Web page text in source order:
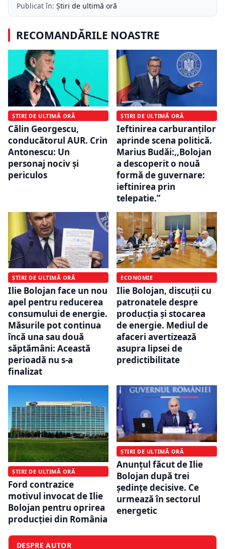
Publicat în: Știri de ultimă oră
RECOMANDĂRILE NOASTRE
ȘTIRI DE ULTIMĂ ORĂ
Călin Georgescu,
conducătorul AUR. Crin
Antonescu: Un
personaj nociv şi
periculos
ȘTIRI DE ULTIMĂ ORĂ
Ieftinirea carburanților
aprinde scena politică.
Marius Budăi:,,Bolojan
a descoperit o nouă
formă de guvernare:
ieftinirea prin
telepatie.”
ȘTIRI DE ULTIMĂ ORĂ
Ilie Bolojan face un nou
apel pentru reducerea
consumului de energie.
Măsurile pot continua
încă una sau două
săptămâni: Această
perioadă nu s-a
finalizat
ECONOMIE
Ilie Bolojan, discuții cu
patronatele despre
producția și stocarea
de energie. Mediul de
afaceri avertizează
asupra lipsei de
predictibilitate
ȘTIRI DE ULTIMĂ ORĂ
Ford contrazice
motivul invocat de Ilie
Bolojan pentru oprirea
producției din România
ȘTIRI DE ULTIMĂ ORĂ
Anunțul făcut de Ilie
Bolojan după trei
ședințe decisive. Ce
urmează în sectorul
energetic
DESPRE AUTOR